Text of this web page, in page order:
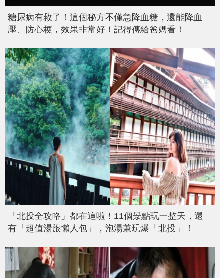
糖尿病有救了！這個秘方不僅急降血糖，還能降血
壓、防心梗，效果非常好！記得傳給爸媽看！
「北投全攻略」都在這啦！11個景點玩一整天，還
有「超值湯旅懶人包」，泡湯兼玩爆「北投」！